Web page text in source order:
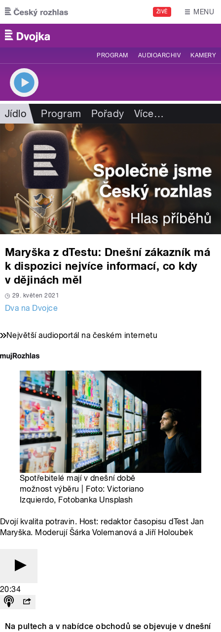
Přejít k hlavnímu obsahu
ŽIVĚ MENU
PROGRAM AUDIOARCHIV KAMERY
Jídlo Program Pořady Více…
Maryška z dTestu: Dnešní zákazník má
k dispozici nejvíce informací, co kdy
v dějinách měl
29. květen 2021
Dva na Dvojce
Největší audioportál na českém internetu
Spotřebitelé mají v dnešní době
možnost výběru | Foto: Victoriano
Izquierdo, Fotobanka Unsplash
Dvojí kvalita potravin. Host: redaktor časopisu dTest Jan
Maryška. Moderují Šárka Volemanová a Jiří Holoubek
20:34
Na pultech a v nabídce obchodů se objevuje v dnešní